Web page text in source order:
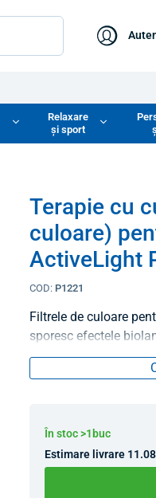
Relaxare
și sport
Terapie cu
culoare)
ActiveLight
COD: P1221
Filtrele de culoare
sporesc efectele
În stoc >1buc
Estimare livrare 11.08